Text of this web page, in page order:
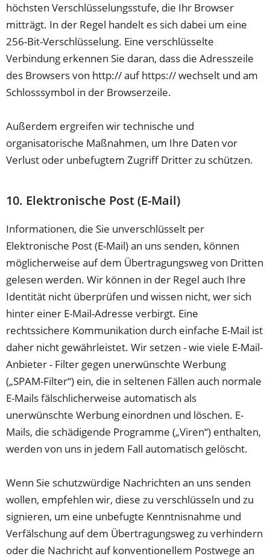
höchsten Verschlüsselungsstufe, die Ihr Browser
mitträgt. In der Regel handelt es sich dabei um eine
256-Bit-Verschlüsselung. Eine verschlüsselte
Verbindung erkennen Sie daran, dass die Adresszeile
des Browsers von http:// auf https:// wechselt und am
Schlosssymbol in der Browserzeile.
Außerdem ergreifen wir technische und
organisatorische Maßnahmen, um Ihre Daten vor
Verlust oder unbefugtem Zugriff Dritter zu schützen.
10. Elektronische Post (E-Mail)
Informationen, die Sie unverschlüsselt per
Elektronische Post (E-Mail) an uns senden, können
möglicherweise auf dem Übertragungsweg von Dritten
gelesen werden. Wir können in der Regel auch Ihre
Identität nicht überprüfen und wissen nicht, wer sich
hinter einer E-Mail-Adresse verbirgt. Eine
rechtssichere Kommunikation durch einfache E-Mail ist
daher nicht gewährleistet. Wir setzen - wie viele E-Mail-
Anbieter - Filter gegen unerwünschte Werbung
(„SPAM-Filter“) ein, die in seltenen Fällen auch normale
E-Mails fälschlicherweise automatisch als
unerwünschte Werbung einordnen und löschen. E-
Mails, die schädigende Programme („Viren“) enthalten,
werden von uns in jedem Fall automatisch gelöscht.
Wenn Sie schutzwürdige Nachrichten an uns senden
wollen, empfehlen wir, diese zu verschlüsseln und zu
signieren, um eine unbefugte Kenntnisnahme und
Verfälschung auf dem Übertragungsweg zu verhindern
oder die Nachricht auf konventionellem Postwege an